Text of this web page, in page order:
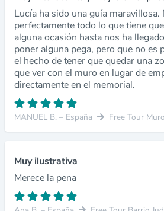
Lucía ha sido una guía maravillosa.
perfectamente todo lo que tiene
alguna ocasión hasta nos ha
poner alguna pega, pero que no es
el hecho de tener que quedar una
que ver con el muro en lugar de
directamente en el memorial.
MANUEL B. – España Free Tour
Muy ilustrativa
Merece la pena